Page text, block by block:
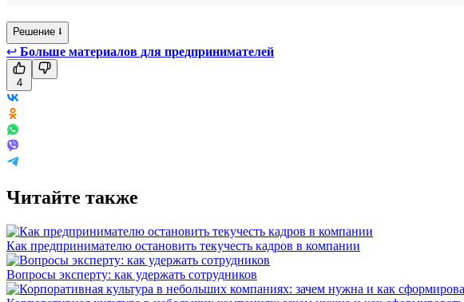
Решение ⭣
↩ Больше материалов для предпринимателей
4
Читайте также
Как предпринимателю остановить текучесть кадров в компании
Вопросы эксперту: как удержать сотрудников